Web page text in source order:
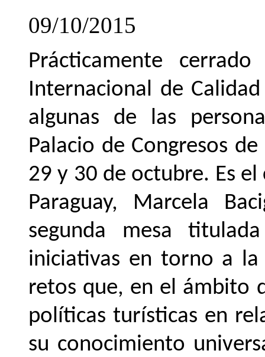
09/10/2015
Prácticamente
Internacional de
algunas de las
Palacio de Congresos
29 y 30 de octubre. Es
Paraguay, Marcela
segunda mesa
iniciativas en torno a la
retos que, en el ámbito
políticas turísticas en
su conocimiento